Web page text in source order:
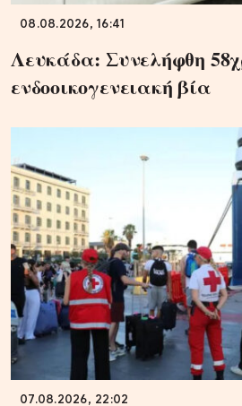
08.08.2026, 16:41
Λευκάδα: Συνελήφθη
ενδοοικογενειακή βία
07.08.2026, 22:02